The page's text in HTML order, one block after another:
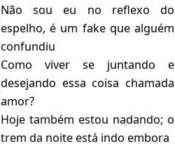
Não sou eu no reflexo do
espelho, é um fake que alguém
confundiu
Como viver se juntando e
desejando essa coisa chamada
amor?
Hoje também estou nadando; o
trem da noite está indo embora